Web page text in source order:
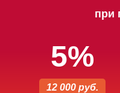
при
5%
12 000 руб.